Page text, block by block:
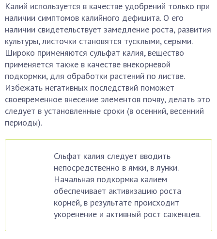
Калий используется в качестве удобрений только при
наличии симптомов калийного дефицита. О его
наличии свидетельствует замедление роста, развития
культуры, листочки становятся тусклыми, серыми.
Широко применяются сульфат калия, вещество
применяется также в качестве внекорневой
подкормки, для обработки растений по листве.
Избежать негативных последствий поможет
своевременное внесение элементов почву, делать это
следует в установленные сроки (в осенний, весенний
периоды).
Сльфат калия следует вводить
непосредственно в ямки, в лунки.
Начальная подкормка калием
обеспечивает активизацию роста
корней, в результате происходит
укоренение и активный рост саженцев.